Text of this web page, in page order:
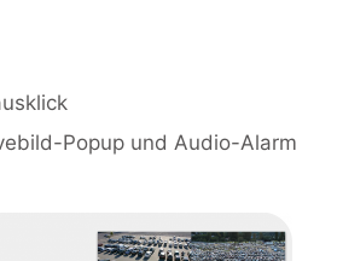
Popup und Audio-Alarm